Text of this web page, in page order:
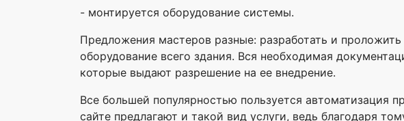
- монтируется оборудование системы.
Предложения мастеров разные: разработать и
оборудование всего здания. Вся необходимая
которые выдают разрешение на ее внедрение.
Все большей популярностью пользуется автоматизация
сайте предлагают и такой вид услуги, ведь благодаря